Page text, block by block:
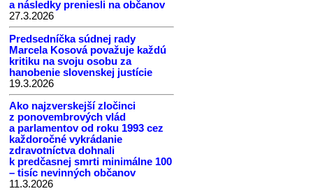
a následky preniesli na občanov
27.3.2026
Predsedníčka súdnej rady
Marcela Kosová považuje každú
kritiku na svoju osobu za
hanobenie slovenskej justície
19.3.2026
Ako najzverskejší zločinci
z ponovembrových vlád
a parlamentov od roku 1993 cez
každoročné vykrádanie
zdravotníctva dohnali
k predčasnej smrti minimálne 100
– tisíc nevinných občanov
11.3.2026